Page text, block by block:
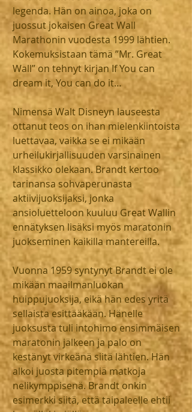
legenda. Hän on ainoa, joka on
juossut jokaisen Great Wall
Marathonin vuodesta 1999 lähtien.
Kokemuksistaan tämä ”Mr. Great
Wall” on tehnyt kirjan If You can
dream it, You can do it…
Nimensä Walt Disneyn lauseesta
ottanut teos on ihan mielenkiintoista
luettavaa, vaikka se ei mikään
urheilukirjallisuuden varsinainen
klassikko olekaan. Brandt kertoo
tarinansa sohvaperunasta
aktiivijuoksijaksi, jonka
ansioluetteloon kuuluu Great Wallin
ennätyksen lisäksi myös maratonin
juokseminen kaikilla mantereilla.
Vuonna 1959 syntynyt Brandt ei ole
mikään maailmanluokan
huippujuoksija, eikä hän edes yritä
sellaista esittääkään. Hänelle
juoksusta tuli intohimo ensimmäisen
maratonin jälkeen ja palo on
kestänyt virkeänä siitä lähtien. Hän
alkoi juosta pitempiä matkoja
nelikymppisenä. Brandt onkin
esimerkki siitä, että taipaleelle ehtii